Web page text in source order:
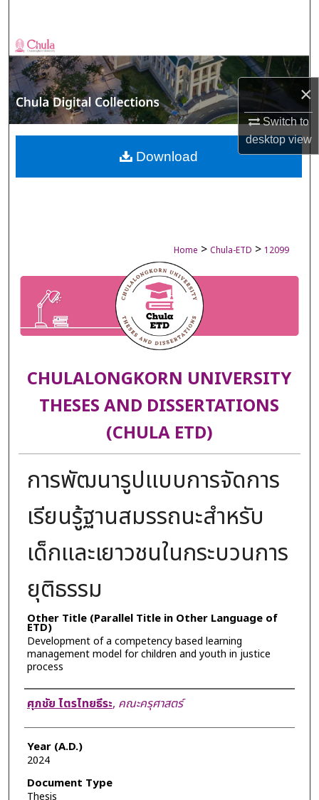
×
Switch to
desktopview
Browse Collections
My Account
About
Digital Commons Network™
Home > Chula-ETD > 12099
CHULALONGKORN UNIVERSITY
THESES AND DISSERTATIONS
(CHULA ETD)
การพัฒนารูปแบบการจัดการ
เรียนรู้ฐานสมรรถนะสำหรับ
เด็กและเยาวชนในกระบวนการ
ยุติธรรม
Other Title (Parallel Title in Other Language of
ETD)
Development of a competency based learning
management model for children and youth in justice
process
Author
ศุภชัย ไตรไทยธีระ, คณะครุศาสตร์
Year (A.D.)
2024
Document Type
Download